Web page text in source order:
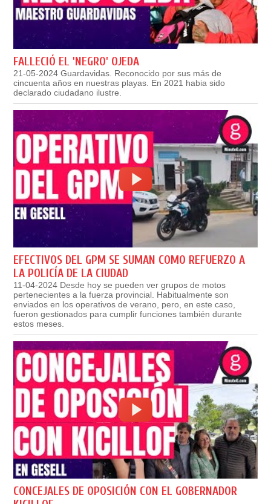
FALLECIÓ EL 'NEGRO' OJEDA
21-05-2024 Guardavidas. Reconocido por sus más de
cincuenta años en nuestras playas. En 2021 habia sido
declarado ciudadano ilustre.
EFECTIVOS DEL GPM SE SUMAN COMO REFUERZO A
LA POLICÍA DE LA CIUDAD
11-04-2024 Desde hoy se pueden ver grupos de motos
pertenecientes a la fuerza provincial. Habitualmente son
enviados en los operativos de verano, pero, en este caso,
fueron gestionados para cumplir funciones también durante
estos meses.
CONCEJALES DE OPOSICIÓN CON EL GOBERNADOR